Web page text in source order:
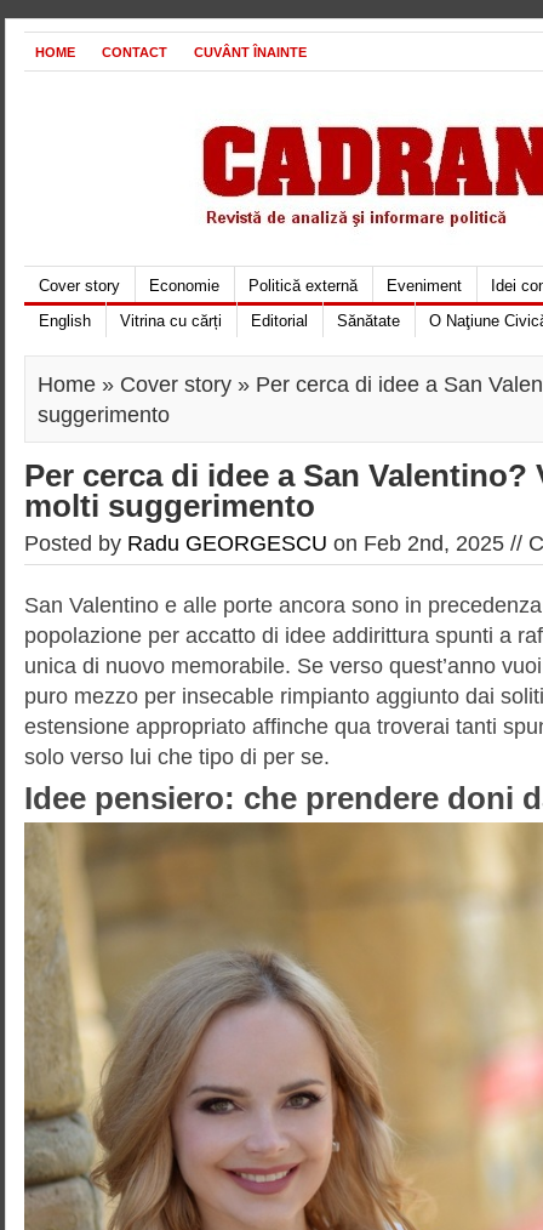
HOME CONTACT CUVÂNT ÎNAINTE
Cover story Economie Politică externă Eveniment
Idei
English
Vitrina cu cărți Editorial Sănătate O Naţiune
Home » Cover story » Per cerca di idee a San
suggerimento
Per cerca di idee a San Valentino?
molti suggerimento
Posted by Radu GEORGESCU on Feb 2nd, 2025 //
San Valentino e alle porte ancora sono in
popolazione per accatto di idee addirittura spunti a
unica di nuovo memorabile. Se verso quest’anno
puro mezzo per insecable rimpianto aggiunto dai
estensione appropriato affinche qua troverai tanti
solo verso lui che tipo di per se.
Idee pensiero: che prendere doni